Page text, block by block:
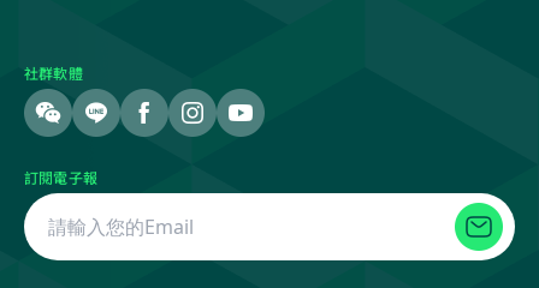
社群軟體
訂閱電子報